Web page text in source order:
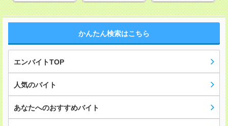
かんたん検索はこちら
エンバイトTOP
人気のバイト
あなたへのおすすめバイト